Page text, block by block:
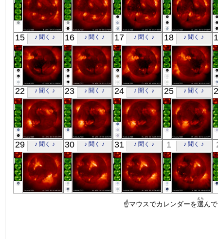
「ようこう」
X線
「ようこう」
X線
「ようこう」
X線
「ようこう」
X線
15 ♪ 聞く ♪
「ようこう」
X線
16 ♪ 聞く ♪
「ようこう」
X線
17 ♪ 聞く ♪
「ようこう」
X線
18 ♪ 聞く ♪
「ようこう」
X線
22 ♪ 聞く ♪
「ようこう」
X線
23 ♪ 聞く ♪
「ようこう」
X線
24 ♪ 聞く ♪
「ようこう」
X線
25 ♪ 聞く ♪
「ようこう」
X線
29 ♪ 聞く ♪ 30 ♪ 聞く ♪ 31 ♪ 聞く ♪
X線
1 ♪ 聞く ♪
「ようこう」
X線
☝マウスでカレンダーを選
えら
ん